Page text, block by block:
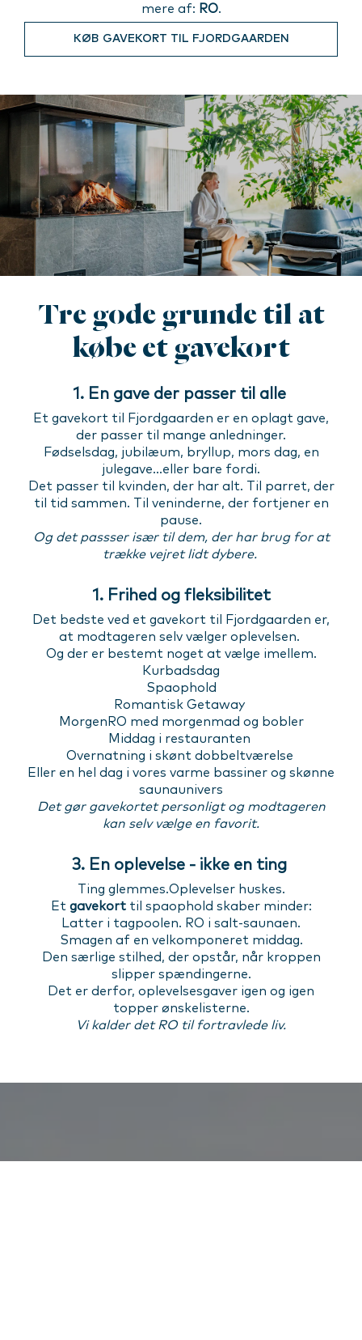
mere af: RO.
KØB GAVEKORT TIL FJORDGAARDEN
Tre gode grunde til at
købe et gavekort
1. En gave der passer til alle
Et gavekort til Fjordgaarden er en oplagt gave,
der passer til mange anledninger.
Fødselsdag, jubilæum, bryllup, mors dag, en
julegave...eller bare fordi.
Det passer til kvinden, der har alt. Til parret, der
til tid sammen. Til veninderne, der fortjener en
pause.
Og det passser især til dem, der har brug for at
trække vejret lidt dybere.
1. Frihed og fleksibilitet
Det bedste ved et gavekort til Fjordgaarden er,
at modtageren selv vælger oplevelsen.
Og der er bestemt noget at vælge imellem.
Kurbadsdag
Spaophold
Romantisk Getaway
MorgenRO med morgenmad og bobler
Middag i restauranten
Overnatning i skønt dobbeltværelse
Eller en hel dag i vores varme bassiner og skønne
saunaunivers
Det gør gavekortet personligt og modtageren
kan selv vælge en favorit.
3. En oplevelse - ikke en ting
Ting glemmes.Oplevelser huskes.
Et gavekort til spaophold skaber minder:
Latter i tagpoolen. RO i salt-saunaen.
Smagen af en velkomponeret middag.
Den særlige stilhed, der opstår, når kroppen
slipper spændingerne.
Det er derfor, oplevelsesgaver igen og igen
topper ønskelisterne.
Vi kalder det RO til fortravlede liv.